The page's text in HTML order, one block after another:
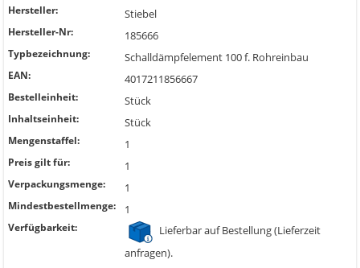
Hersteller: Stiebel
Hersteller-Nr: 185666
Typbezeichnung: Schalldämpfelement 100 f. Rohreinbau
EAN: 4017211856667
Bestelleinheit: Stück
Inhaltseinheit: Stück
Mengenstaffel: 1
Preis gilt für: 1
Verpackungsmenge: 1
Mindestbestellmenge: 1
Verfügbarkeit:
Lieferbar auf Bestellung (Lieferzeit
anfragen).